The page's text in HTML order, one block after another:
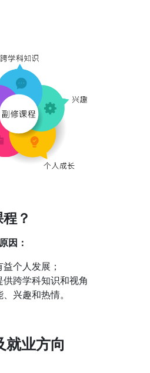
？
因：
个人发展；
跨学科知识和视角
兴趣和热情。
就业方向